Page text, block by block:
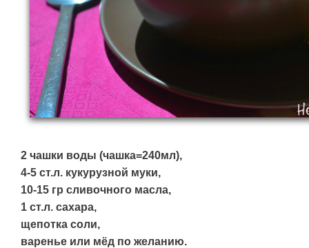
2 чашки воды (чашка=240мл),
4-5 ст.л. кукурузной муки,
10-15 гр сливочного масла,
1 ст.л. сахара,
щепотка соли,
варенье или мёд по желанию.